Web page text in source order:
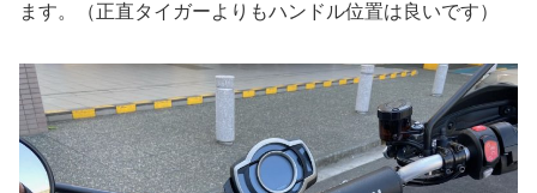
ます。（正直タイガーよりもハンドル位置は良いです）